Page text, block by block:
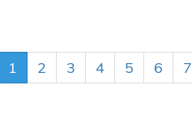
1 2 3 4 5 6 7